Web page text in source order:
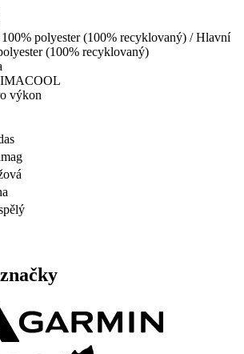
polyester (100% recyklovaný) / Hlavní
(100% recyklovaný)
výkon